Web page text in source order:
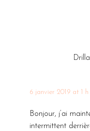
6 janvier 2019 at 1
Bonjour, j’ai
intermittent